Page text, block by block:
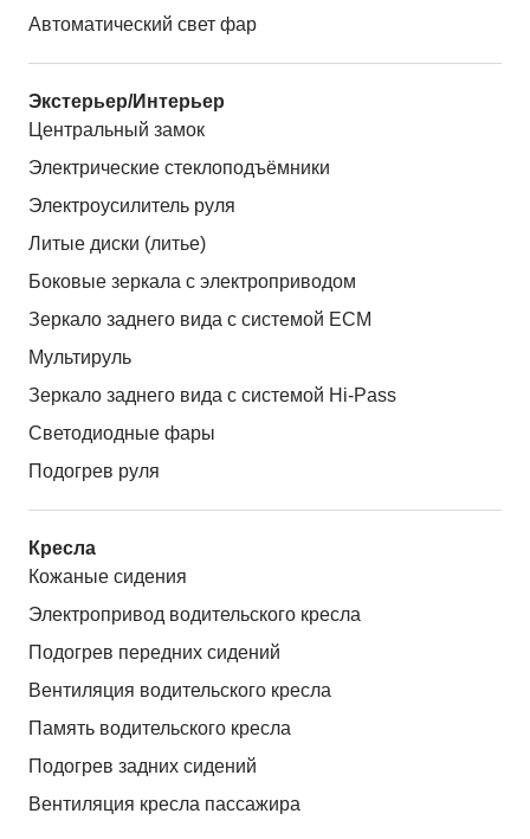
Автоматический свет фар
Экстерьер/Интерьер
Центральный замок
Электрические стеклоподъёмники
Электроусилитель руля
Литые диски (литье)
Боковые зеркала с электроприводом
Зеркало заднего вида с системой ЕСМ
Мультируль
Зеркало заднего вида с системой Hi-Pass
Светодиодные фары
Подогрев руля
Кресла
Кожаные сидения
Электропривод водительского кресла
Подогрев передних сидений
Вентиляция водительского кресла
Память водительского кресла
Подогрев задних сидений
Вентиляция кресла пассажира